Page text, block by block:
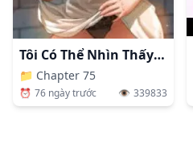
Tôi Có Thể Nhìn Thấy Những Dục Vọng
📁 Chapter 75
⏰ 76 ngày trước 👁️ 339833